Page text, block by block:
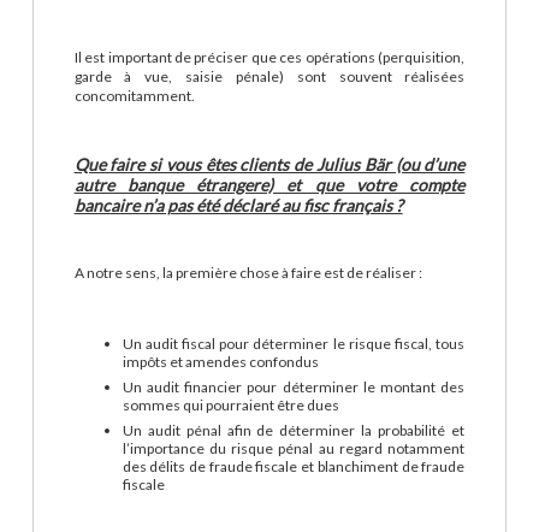
Il est important de préciser que ces opérations (perquisition,
garde à vue, saisie pénale) sont souvent réalisées
concomitamment.
Que faire si vous êtes clients de Julius Bär (ou d’une
autre banque étrangere) et que votre compte
bancaire n’a pas été déclaré au fisc français ?
A notre sens, la première chose à faire est de réaliser :
Un audit fiscal pour déterminer le risque fiscal, tous
impôts et amendes confondus
Un audit financier pour déterminer le montant des
sommes qui pourraient être dues
Un audit pénal afin de déterminer la probabilité et
l’importance du risque pénal au regard notamment
des délits de fraude fiscale et blanchiment de fraude
fiscale